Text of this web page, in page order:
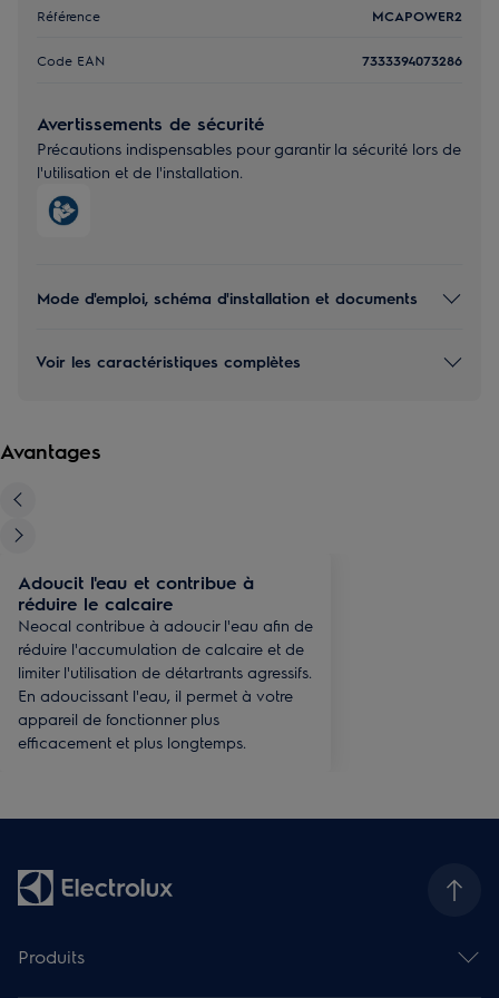
Référence MCAPOWER2
Code EAN 7333394073286
Avertissements de sécurité
Précautions indispensables pour garantir la sécurité lors de
l'utilisation et de l'installation.
Mode d'emploi, schéma d'installation et documents
Voir les caractéristiques complètes
Avantages
Adoucit l'eau et contribue à
réduire le calcaire
Neocal contribue à adoucir l'eau afin de
réduire l'accumulation de calcaire et de
limiter l'utilisation de détartrants agressifs.
En adoucissant l'eau, il permet à votre
appareil de fonctionner plus
efficacement et plus longtemps.
Produits